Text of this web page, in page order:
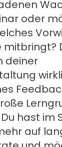
oder
mitbringt?
deiner
hast im
auf